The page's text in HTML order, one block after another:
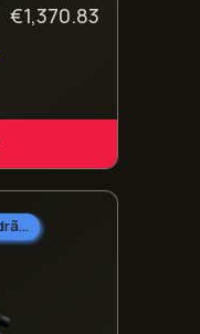
€1,370.83
Padrão Militar